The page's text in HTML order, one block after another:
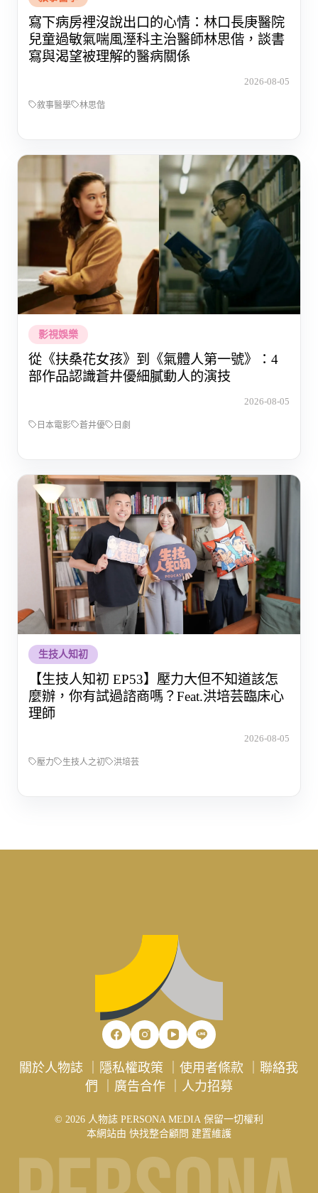
寫下病房裡沒說出口的心情：林口長庚醫院
兒童過敏氣喘風溼科主治醫師林思偕，談書
寫與渴望被理解的醫病關係
2026-08-05
敘事醫學 林思偕
影視娛樂
從《扶桑花女孩》到《氣體人第一號》：4
部作品認識蒼井優細膩動人的演技
2026-08-05
日本電影 蒼井優 日劇
生技人知初
【生技人知初 EP53】壓力大但不知道該怎
麼辦，你有試過諮商嗎？Feat.洪培芸臨床心
理師
2026-08-05
壓力 生技人之初 洪培芸
關於人物誌 隱私權政策 ｜使用者條款 ｜聯絡我
們
廣告合作｜ 人力招募
© 2026 人物誌 PERSONA MEDIA 保留一切權利
本網站由 快找整合顧問 建置維護